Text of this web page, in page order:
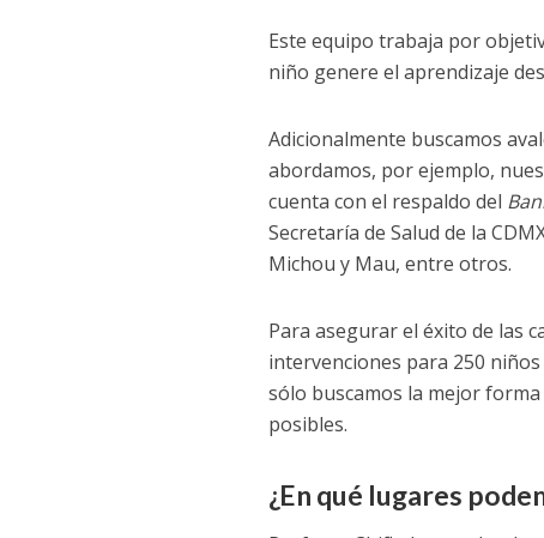
Este equipo trabaja por
niño genere el aprendizaje
Adicionalmente buscamos
abordamos, por ejemplo,
cuenta con el respaldo del
Secretaría de Salud de la
Michou y Mau, entre otros.
Para asegurar el éxito de las
intervenciones para 250
sólo buscamos la mejor
posibles.
¿En qué lugares